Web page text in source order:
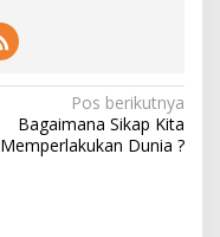
Pos berikutnya
Bagaimana Sikap Kita
Memperlakukan Dunia ?